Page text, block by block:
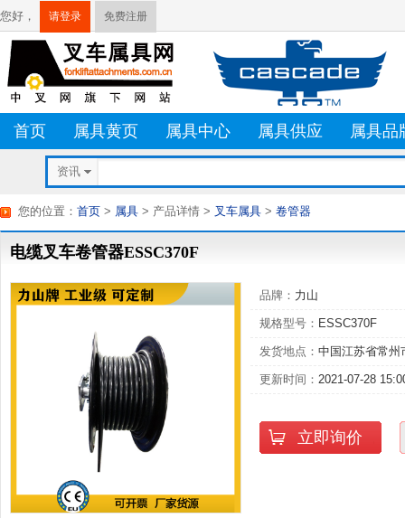
您好， 请登录 免费注册
首页 属具黄页 属具中心 属具供应 属具品
资讯
您的位置： 首页 > 属具 > 叉车属具 > 卷管器
> 产品详情
电缆叉车卷管器ESSC370F
品牌： 力山
规格型号： ESSC370F
发货地点： 中国江苏省常州
更新时间： 2021-07-28
立即询价